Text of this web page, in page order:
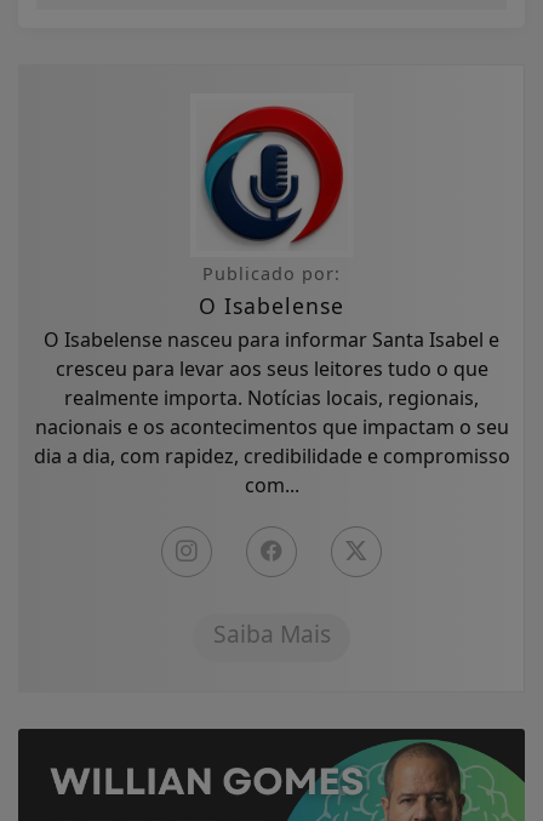
Publicado por:
O Isabelense
O Isabelense nasceu para informar Santa Isabel e
cresceu para levar aos seus leitores tudo o que
realmente importa. Notícias locais, regionais,
nacionais e os acontecimentos que impactam o seu
dia a dia, com rapidez, credibilidade e compromisso
com...
Saiba Mais